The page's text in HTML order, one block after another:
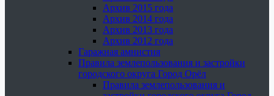
Архив 2015 года
Архив 2014 года
Архив 2013 года
Архив 2012 года
Гаражная амнистия
Правила землепользования и застройки
городского округа Город Орёл
Правила землепользования и